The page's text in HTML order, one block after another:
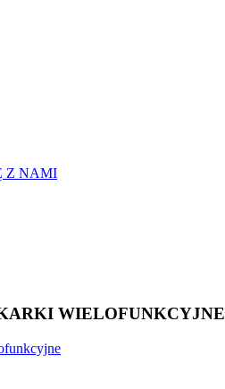
Z NAMI
WIELOFUNKCYJNE